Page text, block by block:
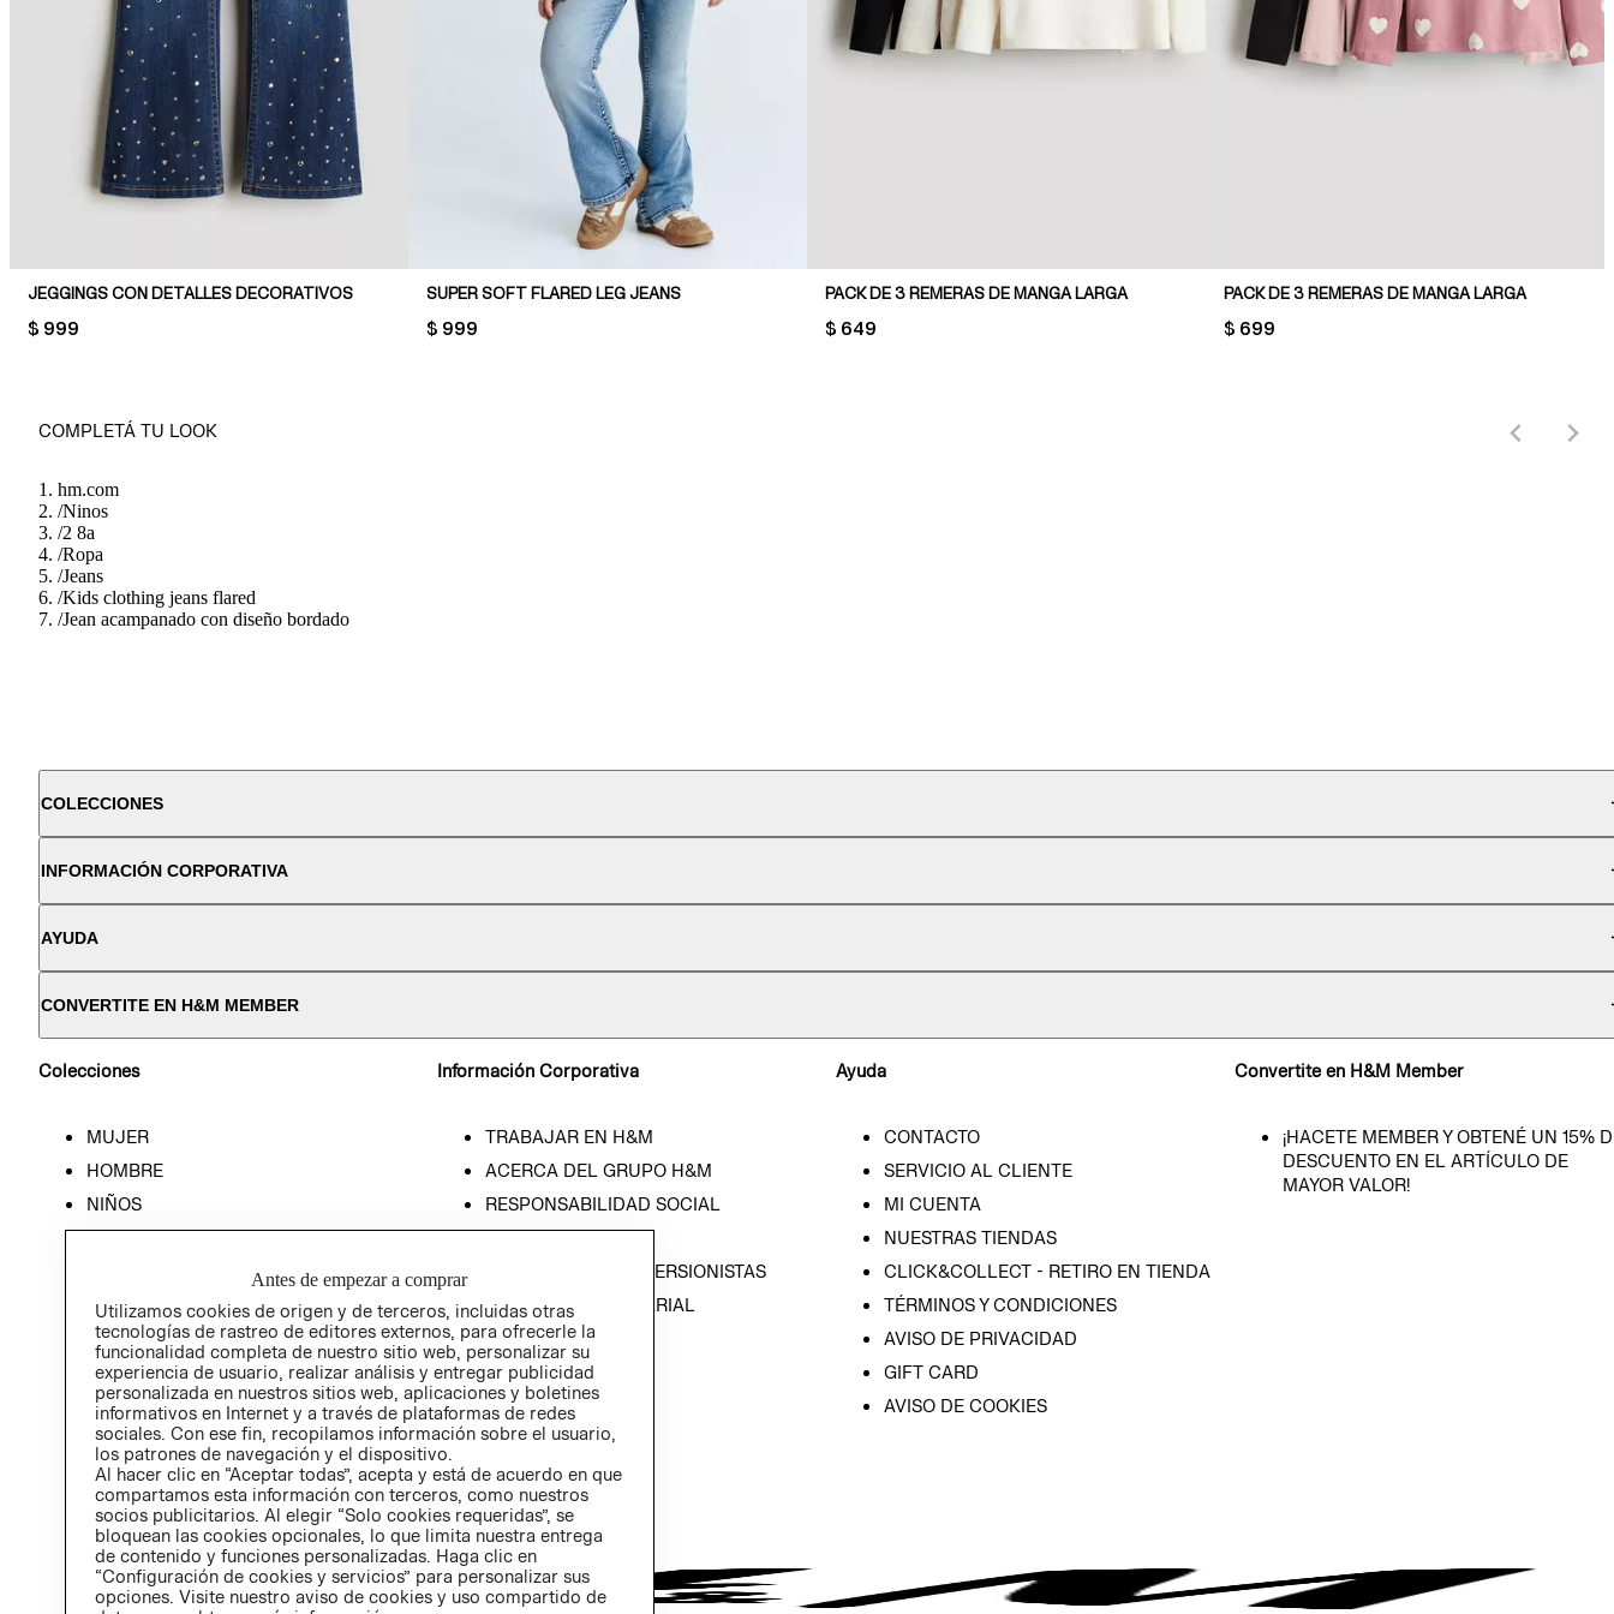
JEGGINGS CON DETALLES DECORATIVOS
PRICE:
$ 999
SUPER SOFT FLARED LEG JEANS
PRICE:
$ 999
PACK DE 3 REMERAS DE MANGA LARGA
PRICE:
$ 649
PACK DE 3 REMERAS DE MANGA LARGA
PRICE:
$ 699
COMPLETÁ TU LOOK
hm.com
/Ninos
/2 8a
/Ropa
/Jeans
/Kids clothing jeans flared
/Jean acampanado con diseño bordado
COLECCIONES
INFORMACIÓN CORPORATIVA
AYUDA
CONVERTITE EN H&M MEMBER
Colecciones
MUJER
HOMBRE
NIÑOS
HOME
Información Corporativa
TRABAJAR EN H&M
ACERCA DEL GRUPO H&M
RESPONSABILIDAD SOCIAL
PRENSA
RELACIÓN CON INVERSIONISTAS
POLÍTICA EMPRESARIAL
Ayuda
CONTACTO
SERVICIO AL CLIENTE
MI CUENTA
NUESTRAS TIENDAS
CLICK&COLLECT - RETIRO EN TIENDA
TÉRMINOS Y CONDICIONES
AVISO DE PRIVACIDAD
GIFT CARD
AVISO DE COOKIES
Convertite en H&M Member
¡HACETE MEMBER Y OBTENÉ UN 15%
DESCUENTO EN EL ARTÍCULO DE
MAYOR VALOR!
Antes de empezar a comprar
Utilizamos cookies de origen y de terceros, incluidas otras
tecnologías de rastreo de editores externos, para ofrecerle la
funcionalidad completa de nuestro sitio web, personalizar su
experiencia de usuario, realizar análisis y entregar publicidad
personalizada en nuestros sitios web, aplicaciones y boletines
informativos en Internet y a través de plataformas de redes
sociales. Con ese fin, recopilamos información sobre el usuario,
los patrones de navegación y el dispositivo.
Al hacer clic en “Aceptar todas”, acepta y está de acuerdo en que
compartamos esta información con terceros, como nuestros
socios publicitarios. Al elegir “Solo cookies requeridas”, se
bloquean las cookies opcionales, lo que limita nuestra entrega
de contenido y funciones personalizadas. Haga clic en
“Configuración de cookies y servicios” para personalizar sus
opciones. Visite nuestro aviso de cookies y uso compartido de